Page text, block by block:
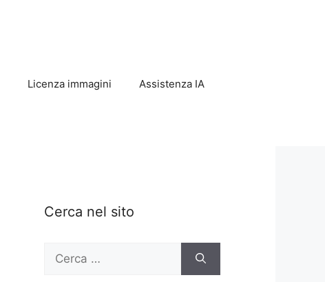
Licenza immagini Assistenza IA
Cerca nel sito
Ricerca